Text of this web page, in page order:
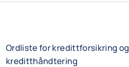
Ordliste for kredittforsikring og
kreditthåndtering